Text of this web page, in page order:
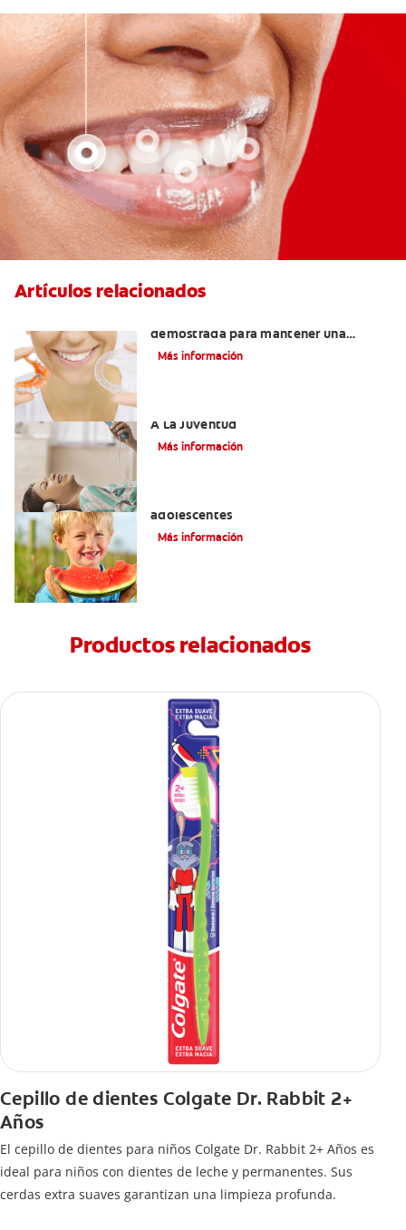
Artículos relacionados
demostrada para mantener una
sonrisa derecha
Más información
A La Juventud
Más información
adolescentes
Más información
Productos relacionados
Cepillo de dientes Colgate Dr. Rabbit 2+
Años
El cepillo de dientes para niños Colgate Dr. Rabbit 2+ Años es
ideal para niños con dientes de leche y permanentes. Sus
cerdas extra suaves garantizan una limpieza profunda.